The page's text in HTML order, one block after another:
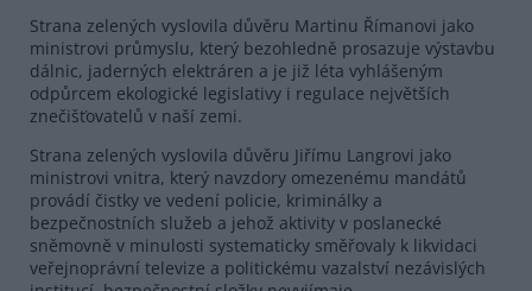
Strana zelených vyslovila důvěru Martinu Římanovi jako
ministrovi průmyslu, který bezohledně prosazuje výstavbu
dálnic, jaderných elektráren a je již léta vyhlášeným
odpůrcem ekologické legislativy i regulace největších
znečišťovatelů v naší zemi.
Strana zelených vyslovila důvěru Jiřímu Langrovi jako
ministrovi vnitra, který navzdory omezenému mandátů
provádí čistky ve vedení policie, kriminálky a
bezpečnostních služeb a jehož aktivity v poslanecké
sněmovně v minulosti systematicky směřovaly k likvidaci
veřejnoprávní televize a politickému vazalství nezávislých